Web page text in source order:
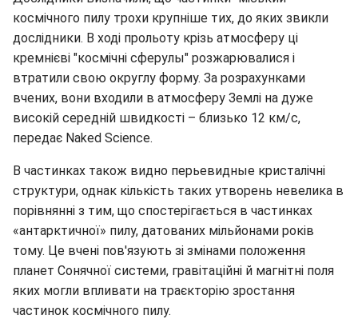
космічного пилу трохи крупніше тих, до яких звикли
дослідники. В ході прольоту крізь атмосферу ці
кремнієві "космічні сферулы" розжарювалися і
втратили свою округлу форму. За розрахунками
вчених, вони входили в атмосферу Землі на дуже
високій середній швидкості – близько 12 км/с,
передає Naked Science.
В частинках також видно перьевидные кристалічні
структури, однак кількість таких утворень невелика в
порівнянні з тим, що спостерігається в частинках
«антарктичної» пилу, датованих мільйонами років
тому. Це вчені пов'язують зі змінами положення
планет Сонячної системи, гравітаційні й магнітні поля
яких могли впливати на траєкторію зростання
частинок космічного пилу.